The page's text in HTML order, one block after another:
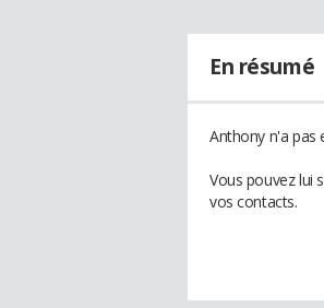
En résumé
Anthony n'a pas
Vous pouvez lui
vos contacts.